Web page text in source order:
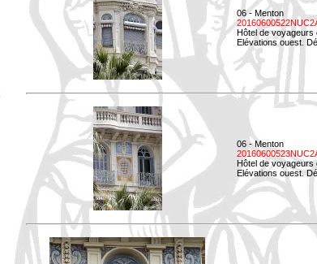
06 - Menton
Hôtel de voyageurs
Elévations ouest.
06 - Menton
Hôtel de voyageurs
Elévations ouest.